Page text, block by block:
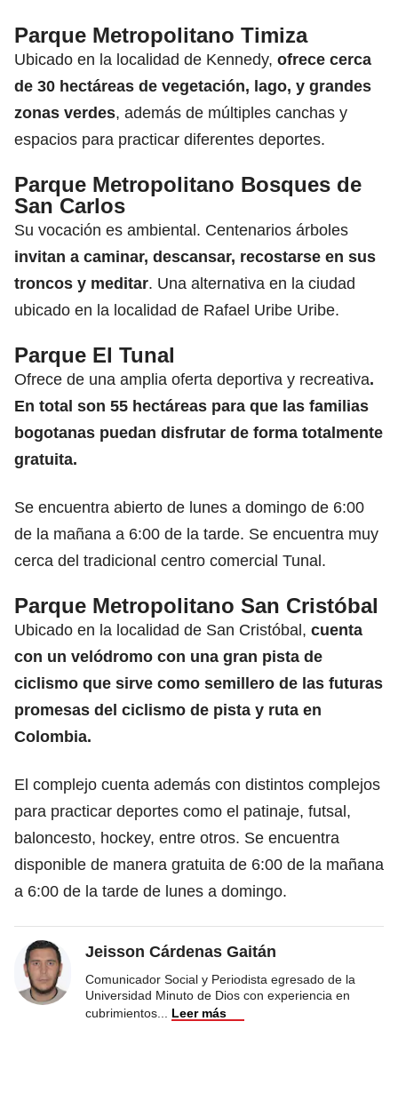
Parque Metropolitano Timiza
Ubicado en la localidad de Kennedy, ofrece cerca
de 30 hectáreas de vegetación, lago, y grandes
zonas verdes, además de múltiples canchas y
espacios para practicar diferentes deportes.
Parque Metropolitano Bosques de
San Carlos
Su vocación es ambiental. Centenarios árboles
invitan a caminar, descansar, recostarse en sus
troncos y meditar. Una alternativa en la ciudad
ubicado en la localidad de Rafael Uribe Uribe.
Parque El Tunal
Ofrece de una amplia oferta deportiva y recreativa.
En total son 55 hectáreas para que las familias
bogotanas puedan disfrutar de forma totalmente
gratuita.
Se encuentra abierto de lunes a domingo de 6:00
de la mañana a 6:00 de la tarde. Se encuentra muy
cerca del tradicional centro comercial Tunal.
Parque Metropolitano San Cristóbal
Ubicado en la localidad de San Cristóbal, cuenta
con un velódromo con una gran pista de
ciclismo que sirve como semillero de las futuras
promesas del ciclismo de pista y ruta en
Colombia.
El complejo cuenta además con distintos complejos
para practicar deportes como el patinaje, futsal,
baloncesto, hockey, entre otros. Se encuentra
disponible de manera gratuita de 6:00 de la mañana
a 6:00 de la tarde de lunes a domingo.
Jeisson Cárdenas Gaitán
Comunicador Social y Periodista egresado de la
Universidad Minuto de Dios con experiencia en
cubrimientos
Leer más